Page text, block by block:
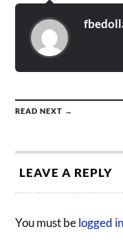
READ NEXT →
LEAVE A REPLY
You must belogged in